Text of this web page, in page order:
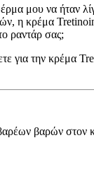
μου να ήταν
η κρέμα
ραντάρ σας;
την κρέμα
βαρών